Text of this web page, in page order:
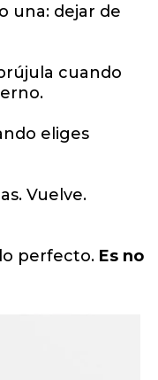
una: dejar de
cuando
eliges
Vuelve.
perfecto. Es no